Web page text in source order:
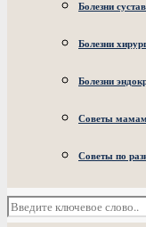
Болезни
Болезни
Болезни
Советы мамам
Советы по
Искать: